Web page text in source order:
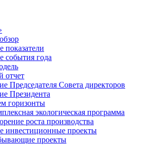
показатели
события года
отчет
Председателя Совета директоров
Президента
горизонты
экологическая программа
роста производства
инвестиционные проекты
проекты